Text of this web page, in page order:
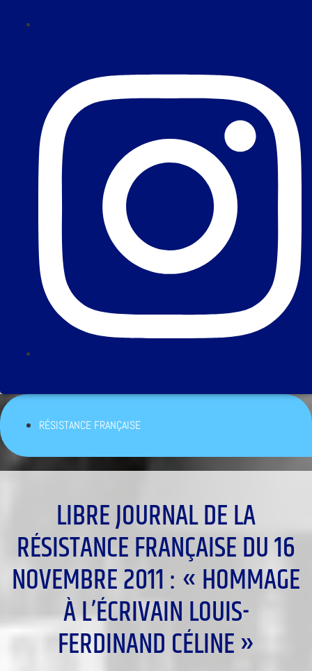
RÉSISTANCE FRANÇAISE
LIBRE JOURNAL DE LA
RÉSISTANCE FRANÇAISE DU 16
NOVEMBRE 2011 : « HOMMAGE
À L’ÉCRIVAIN LOUIS-
FERDINAND CÉLINE »